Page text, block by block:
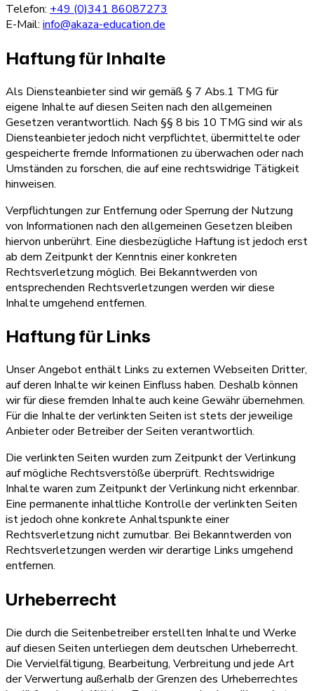
Telefon: +49 (0)341 86087273
E-Mail: info@akaza-education.de
Haftung für Inhalte
Als Diensteanbieter sind wir gemäß § 7 Abs.1 TMG für
eigene Inhalte auf diesen Seiten nach den allgemeinen
Gesetzen verantwortlich. Nach §§ 8 bis 10 TMG sind wir als
Diensteanbieter jedoch nicht verpflichtet, übermittelte oder
gespeicherte fremde Informationen zu überwachen oder nach
Umständen zu forschen, die auf eine rechtswidrige Tätigkeit
hinweisen.
Verpflichtungen zur Entfernung oder Sperrung der Nutzung
von Informationen nach den allgemeinen Gesetzen bleiben
hiervon unberührt. Eine diesbezügliche Haftung ist jedoch erst
ab dem Zeitpunkt der Kenntnis einer konkreten
Rechtsverletzung möglich. Bei Bekanntwerden von
entsprechenden Rechtsverletzungen werden wir diese
Inhalte umgehend entfernen.
Haftung für Links
Unser Angebot enthält Links zu externen Webseiten Dritter,
auf deren Inhalte wir keinen Einfluss haben. Deshalb können
wir für diese fremden Inhalte auch keine Gewähr übernehmen.
Für die Inhalte der verlinkten Seiten ist stets der jeweilige
Anbieter oder Betreiber der Seiten verantwortlich.
Die verlinkten Seiten wurden zum Zeitpunkt der Verlinkung
auf mögliche Rechtsverstöße überprüft. Rechtswidrige
Inhalte waren zum Zeitpunkt der Verlinkung nicht erkennbar.
Eine permanente inhaltliche Kontrolle der verlinkten Seiten
ist jedoch ohne konkrete Anhaltspunkte einer
Rechtsverletzung nicht zumutbar. Bei Bekanntwerden von
Rechtsverletzungen werden wir derartige Links umgehend
entfernen.
Urheberrecht
Die durch die Seitenbetreiber erstellten Inhalte und Werke
auf diesen Seiten unterliegen dem deutschen Urheberrecht.
Die Vervielfältigung, Bearbeitung, Verbreitung und jede Art
der Verwertung außerhalb der Grenzen des Urheberrechtes